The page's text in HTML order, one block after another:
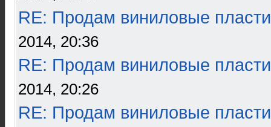
RE: Продам виниловые
2014, 20:36
RE: Продам виниловые
2014, 20:26
RE: Продам виниловые